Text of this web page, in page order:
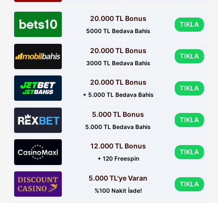
20.000 TL Bonus
5000 TL Bedava Bahis
TIKLA
20.000 TL Bonus
3000 TL Bedava Bahis
TIKLA
20.000 TL Bonus
+ 5.000 TL Bedava Bahis
TIKLA
5.000 TL Bonus
5.000 TL Bedava Bahis
TIKLA
12.000 TL Bonus
+ 120 Freespin
TIKLA
5.000 TL'ye Varan
%100 Nakit İade!
TIKLA